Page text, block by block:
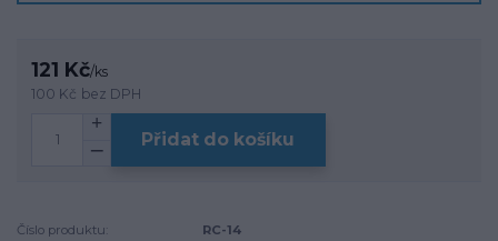
121 Kč/ks
100 Kč bez DPH
Přidat do košíku
Číslo produktu: RC-14